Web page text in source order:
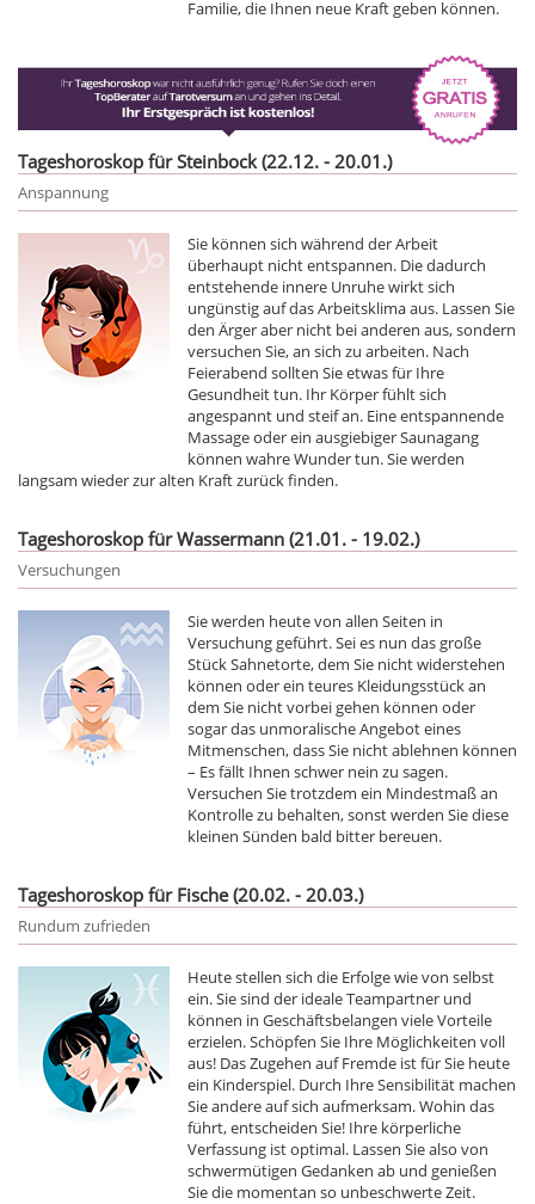
Familie, die Ihnen neue Kraft geben können.
Tageshoroskop für Steinbock (22.12. - 20.01.)
Anspannung
Sie können sich während der Arbeit
überhaupt nicht entspannen. Die dadurch
entstehende innere Unruhe wirkt sich
ungünstig auf das Arbeitsklima aus. Lassen Sie
den Ärger aber nicht bei anderen aus, sondern
versuchen Sie, an sich zu arbeiten. Nach
Feierabend sollten Sie etwas für Ihre
Gesundheit tun. Ihr Körper fühlt sich
angespannt und steif an. Eine entspannende
Massage oder ein ausgiebiger Saunagang
können wahre Wunder tun. Sie werden
langsam wieder zur alten Kraft zurück finden.
Tageshoroskop für Wassermann (21.01. - 19.02.)
Versuchungen
Sie werden heute von allen Seiten in
Versuchung geführt. Sei es nun das große
Stück Sahnetorte, dem Sie nicht widerstehen
können oder ein teures Kleidungsstück an
dem Sie nicht vorbei gehen können oder
sogar das unmoralische Angebot eines
Mitmenschen, dass Sie nicht ablehnen können
– Es fällt Ihnen schwer nein zu sagen.
Versuchen Sie trotzdem ein Mindestmaß an
Kontrolle zu behalten, sonst werden Sie diese
kleinen Sünden bald bitter bereuen.
Tageshoroskop für Fische (20.02. - 20.03.)
Rundum zufrieden
Heute stellen sich die Erfolge wie von selbst
ein. Sie sind der ideale Teampartner und
können in Geschäftsbelangen viele Vorteile
erzielen. Schöpfen Sie Ihre Möglichkeiten voll
aus! Das Zugehen auf Fremde ist für Sie heute
ein Kinderspiel. Durch Ihre Sensibilität machen
Sie andere auf sich aufmerksam. Wohin das
führt, entscheiden Sie! Ihre körperliche
Verfassung ist optimal. Lassen Sie also von
schwermütigen Gedanken ab und genießen
Sie die momentan so unbeschwerte Zeit.